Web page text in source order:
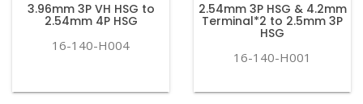
3.96mm 3P VH HSG to
2.54mm 4P HSG
16-140-H004
2.54mm 3P HSG & 4.2mm
Terminal*2 to 2.5mm 3P
HSG
16-140-H001